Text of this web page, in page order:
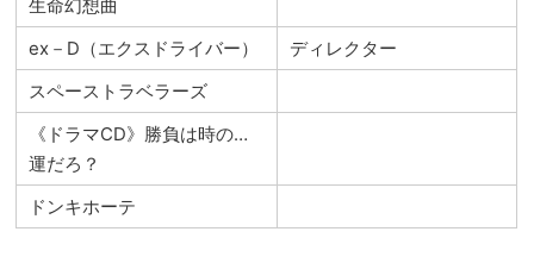
生命幻想曲
ex－D（エクスドライバー）
ディレクター
スペーストラベラーズ
《ドラマCD》勝負は時の…
運だろ？
ドンキホーテ